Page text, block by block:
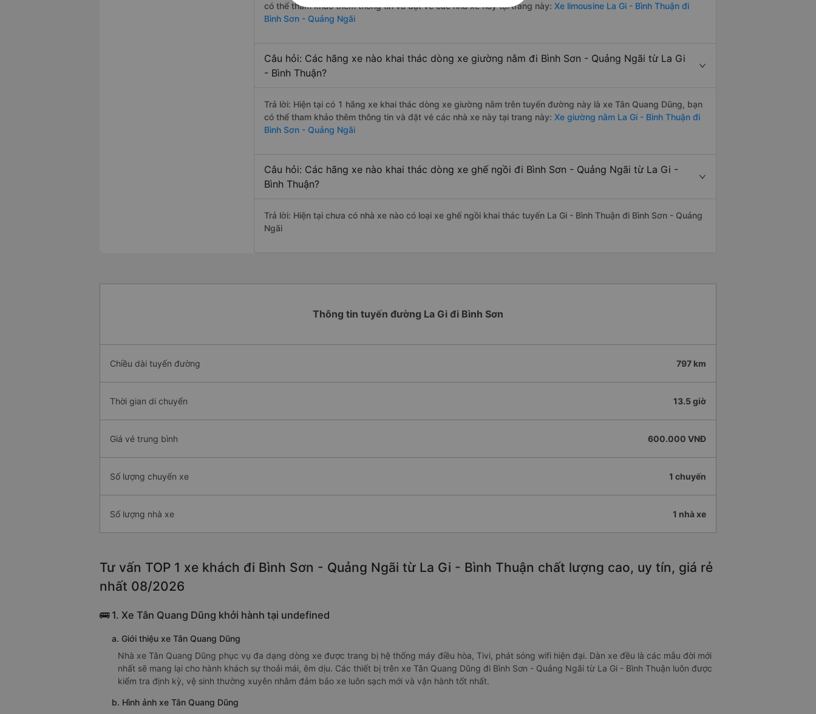
có thể tham khảo thêm thông tin và đặt vé các nhà xe này tại trang này: Xe limousine La Gi - Bình Thuận đi
Bình Sơn - Quảng Ngãi
Câu hỏi: Các hãng xe nào khai thác dòng xe giường nằm đi Bình Sơn - Quảng Ngãi từ La Gi
- Bình Thuận?
Trả lời: Hiện tại có 1 hãng xe khai thác dòng xe giường nằm trên tuyến đường này là xe Tân Quang Dũng, bạn
có thể tham khảo thêm thông tin và đặt vé các nhà xe này tại trang này: Xe giường nằm La Gi - Bình Thuận đi
Bình Sơn - Quảng Ngãi
Câu hỏi: Các hãng xe nào khai thác dòng xe ghế ngồi đi Bình Sơn - Quảng Ngãi từ La Gi -
Bình Thuận?
Trả lời: Hiện tại chưa có nhà xe nào có loại xe ghế ngồi khai thác tuyến La Gi - Bình Thuận đi Bình Sơn - Quảng
Ngãi
Thông tin tuyến đường La Gi đi Bình Sơn
Chiều dài tuyến đường 797 km
Thời gian di chuyển 13.5 giờ
Giá vé trung bình 600.000 VNĐ
Số lượng chuyến xe 1 chuyến
Số lượng nhà xe 1 nhà xe
Tư vấn TOP 1 xe khách đi Bình Sơn - Quảng Ngãi từ La Gi - Bình Thuận chất lượng cao, uy tín, giá rẻ
nhất 08/2026
🚌 1. Xe Tân Quang Dũng khởi hành tại undefined
a. Giới thiệu xe Tân Quang Dũng
Nhà xe Tân Quang Dũng phục vụ đa dạng dòng xe được trang bị hệ thống máy điều hòa, Tivi, phát sóng wifi hiện đại. Dàn xe đều là các mẫu đời mới
nhất sẽ mang lại cho hành khách sự thoải mái, êm dịu. Các thiết bị trên xe Tân Quang Dũng đi Bình Sơn - Quảng Ngãi từ La Gi - Bình Thuận luôn được
kiểm tra định kỳ, vệ sinh thường xuyên nhằm đảm bảo xe luôn sạch mới và vận hành tốt nhất.
b. Hình ảnh xe Tân Quang Dũng